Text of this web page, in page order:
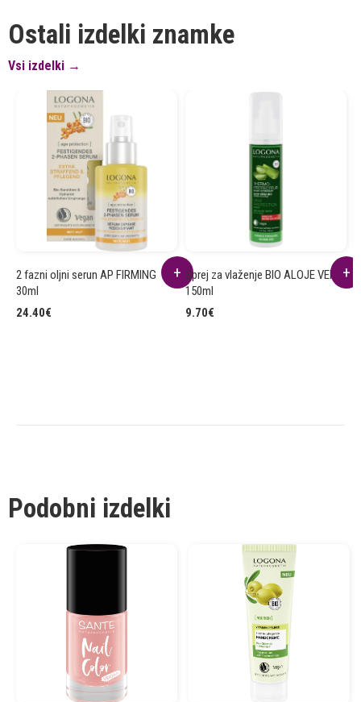
Ostali izdelki znamke
Vsi izdelki →
2 fazni oljni serun AP FIRMING
30ml
24.40€
Sprej za vlaženje BIO ALOJE VERA
150ml
9.70€
Podobni izdelki